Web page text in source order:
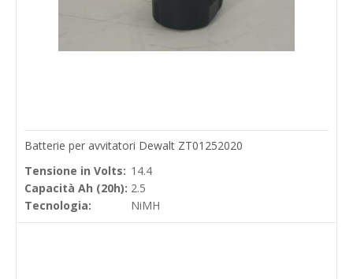
Batterie per avvitatori Dewalt ZT01252020
Tensione in Volts: 14.4
Capacità Ah (20h): 2.5
Tecnologia:
NiMH